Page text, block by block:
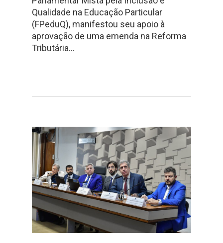
Qualidade na Educação Particular
(FPeduQ), manifestou seu apoio à
aprovação de uma emenda na Reforma
Tributária…